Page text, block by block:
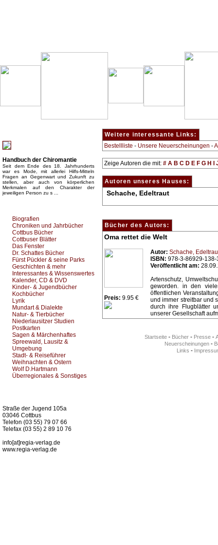
Handbuch der Chiromantie
Seit dem Ende des 18. Jahrhunderts
war es Mode, mit allerlei Hilfs-Mitteln
Fragen an Gegenwart und Zukunft zu
stellen, aber auch von körperlichen
Merkmalen auf den Charakter der
jeweiligen Person zu s ...
Biografien
Chroniken und Jahrbücher
Cottbus Bücher
Cottbuser Blätter
Das Fenster
Dr. Schattes Bücher
Fürst Pückler & seine Parks
Geschichten & mehr
Interessantes & Wissenswertes
Kalender, CD & DVD
Kinder- & Jugendbücher
Kochbücher
Lyrik
Mundart & Dialekte
Natur- & Tierbücher
Niederlausitzer Studien
Postkarten
Sagen & Märchenhaftes
Spreewald, Lausitz &
Umgebung
Stadt- & Reiseführer
Weihnachten & Ostern
Wolf D.Hartmann
Überregionales & Sonstiges
Straße der Jugend 105a
03046 Cottbus
Telefon (03 55) 79 07 66
Telefax (03 55) 2 89 10 76
info[at]regia-verlag.de
www.regia-verlag.de
Weitere interessante Links:
Bestellliste - Unsere Neuerscheinungen -
Zeige Autoren die mit: # A B C D E F G H
Autoren unseres Hauses:
Schache, Edeltraut
Bücher des Autors:
Oma rettet die Welt
Preis: 9.95 €
Autor: Schache,
ISBN: 978-3-86929-138-
Veröffentlicht am:
Artenschutz,
geworden. in den
öffentlichen
und immer streitbar und
durch ihre Flugblätter
unserer Gesellschaft
Startseite - Bücher - Presse -
Neuerscheinungen-
Links -